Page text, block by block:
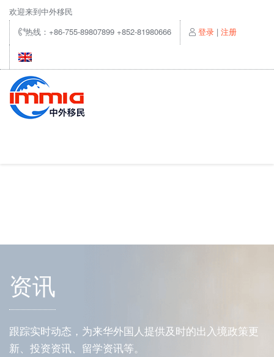
欢迎来到中外移民
热线：+86-755-89807899 +852-81980666
登录 | 注册
资讯
跟踪实时动态，为来华外国人提供及时的出入境政策更
新、投资资讯、留学资讯等。